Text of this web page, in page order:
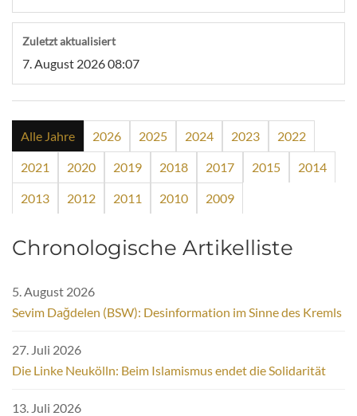
Zuletzt aktualisiert
7. August 2026 08:07
Alle Jahre 2026 2025 2024 2023 2022
2021 2020 2019 2018 2017 2015 2014
2013 2012 2011 2010 2009
Chronologische Artikelliste
5. August 2026
Sevim Dağdelen (BSW): Desinformation im Sinne des Kremls
27. Juli 2026
Die Linke Neukölln: Beim Islamismus endet die Solidarität
13. Juli 2026